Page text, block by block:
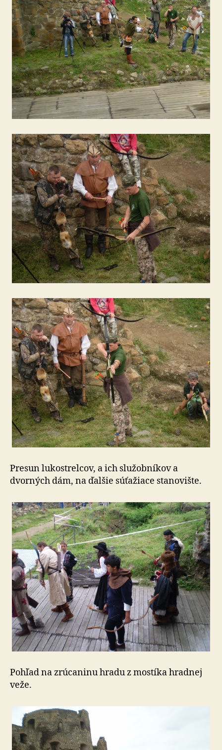
Presun lukostrelcov, a ich služobníkov a
dvorných dám, na ďalšie súťažiace stanovište.
Pohľad na zrúcaninu hradu z mostíka hradnej
veže.